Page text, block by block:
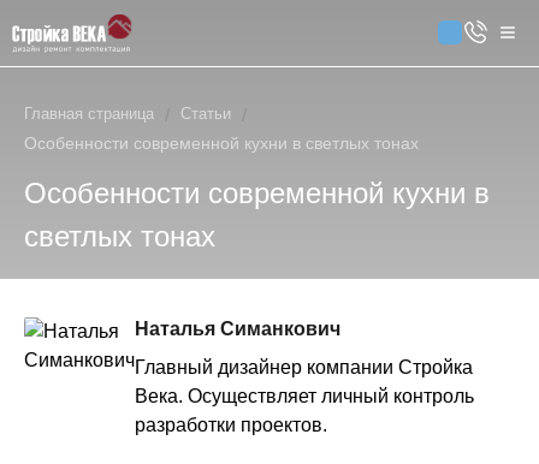
Главная страница Статьи
Особенности современной кухни в светлых тонах
Особенности современной кухни в
светлых тонах
Наталья Симанкович
Главный дизайнер компании Стройка
Века. Осуществляет личный контроль
разработки проектов.